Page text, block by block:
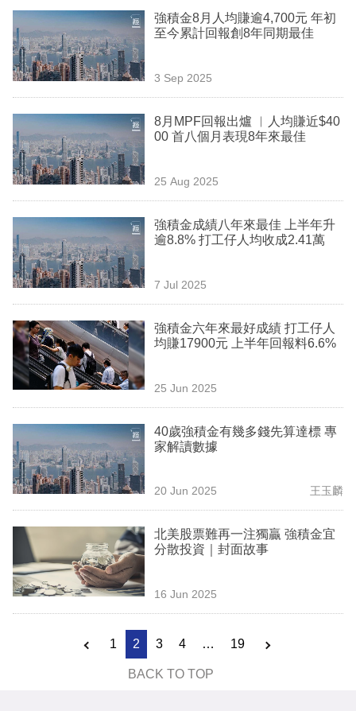
時
事
欄
訂
閱
區
強積金8月人均賺逾4,700元 年初
至今累計回報創8年同期最佳
3 Sep 2025
8月MPF回報出爐 ︳人均賺近$40
00 首八個月表現8年來最佳
25 Aug 2025
強積金成績八年來最佳 上半年升
逾8.8% 打工仔人均收成2.41萬
7 Jul 2025
強積金六年來最好成績 打工仔人
均賺17900元 上半年回報料6.6%
25 Jun 2025
40歲強積金有幾多錢先算達標 專
家解讀數據
20 Jun 2025 王玉麟
北美股票難再一注獨贏 強積金宜
分散投資｜封面故事
16 Jun 2025
1 2 3 4 … 19
BACK TO TOP